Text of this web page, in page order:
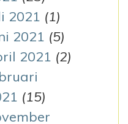
2021 (1)
2021 (5)
2021 (2)
(15)